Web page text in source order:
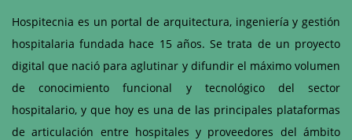
Hospitecnia es un portal de arquitectura, ingeniería y gestión
hospitalaria fundada hace 15 años. Se trata de un proyecto
digital que nació para aglutinar y difundir el máximo volumen
de conocimiento funcional y tecnológico del sector
hospitalario, y que hoy es una de las principales plataformas
de articulación entre hospitales y proveedores del ámbito